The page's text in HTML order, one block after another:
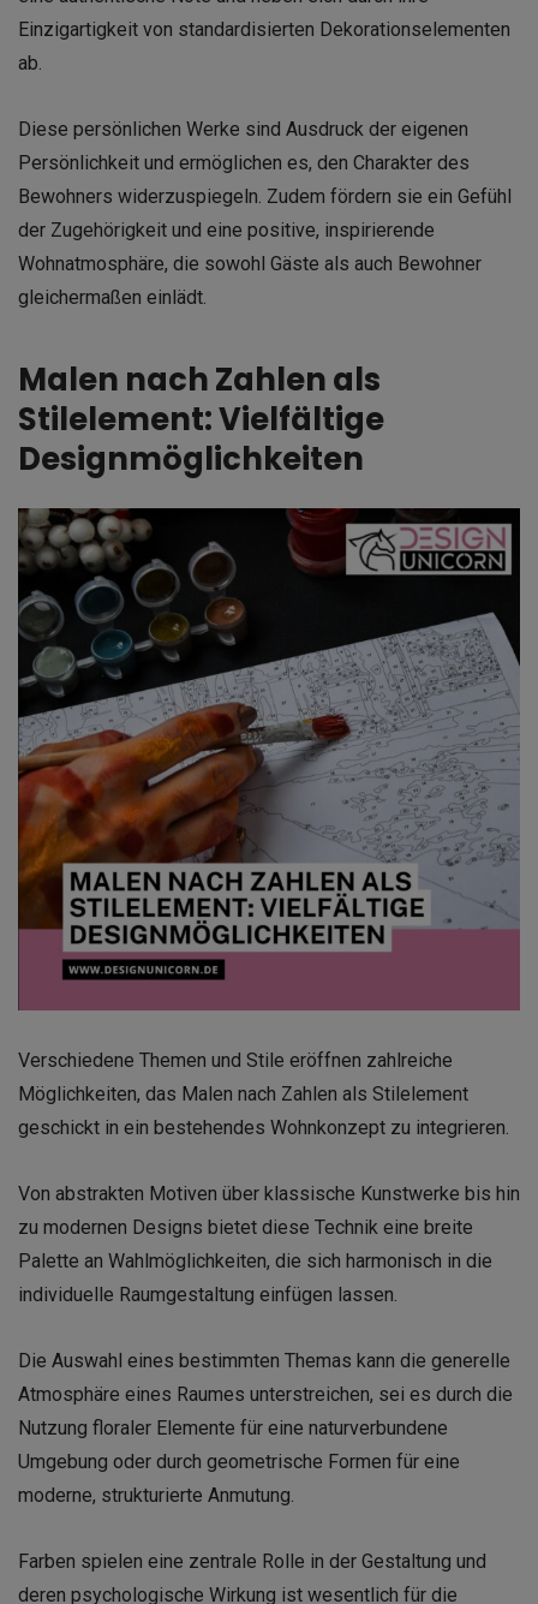
Einzigartigkeit von standardisierten Dekorationselementen
ab.
Diese persönlichen Werke sind Ausdruck der eigenen
Persönlichkeit und ermöglichen es, den Charakter des
Bewohners widerzuspiegeln. Zudem fördern sie ein Gefühl
der Zugehörigkeit und eine positive, inspirierende
Wohnatmosphäre, die sowohl Gäste als auch Bewohner
gleichermaßen einlädt.
Malen nach Zahlen als
Stilelement: Vielfältige
Designmöglichkeiten
Verschiedene Themen und Stile eröffnen zahlreiche
Möglichkeiten, das Malen nach Zahlen als Stilelement
geschickt in ein bestehendes Wohnkonzept zu integrieren.
Von abstrakten Motiven über klassische Kunstwerke bis hin
zu modernen Designs bietet diese Technik eine breite
Palette an Wahlmöglichkeiten, die sich harmonisch in die
individuelle Raumgestaltung einfügen lassen.
Die Auswahl eines bestimmten Themas kann die generelle
Atmosphäre eines Raumes unterstreichen, sei es durch die
Nutzung floraler Elemente für eine naturverbundene
Umgebung oder durch geometrische Formen für eine
moderne, strukturierte Anmutung.
Farben spielen eine zentrale Rolle in der Gestaltung und
deren psychologische Wirkung ist wesentlich für die